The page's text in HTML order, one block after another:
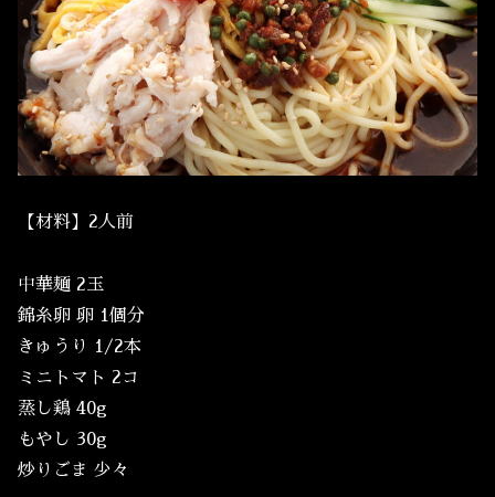
【材料】2人前
中華麺 2玉
錦糸卵 卵 1個分
きゅうり 1/2本
ミニトマト 2コ
蒸し鶏 40g
もやし 30g
炒りごま 少々